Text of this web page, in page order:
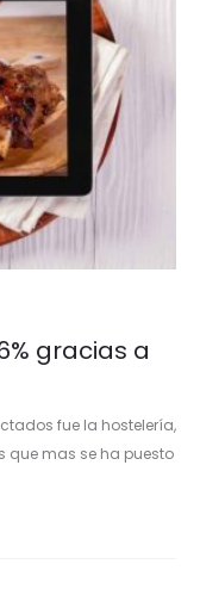
gracias a
fue la hostelería,
que mas se ha puesto